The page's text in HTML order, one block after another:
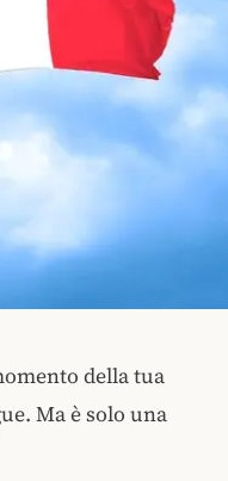
della tua
Ma è solo una